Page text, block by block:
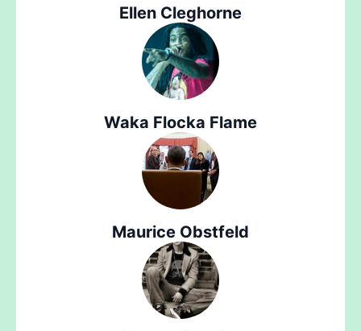
Ellen Cleghorne
Waka Flocka Flame
Maurice Obstfeld